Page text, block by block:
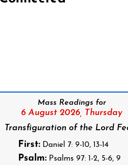
Mass Readings for
6 August 2026, Thursday
Transfiguration of the Lord
First: Daniel 7: 9-10, 13-14
Psalm: Psalms 97: 1-2, 5-6, 9